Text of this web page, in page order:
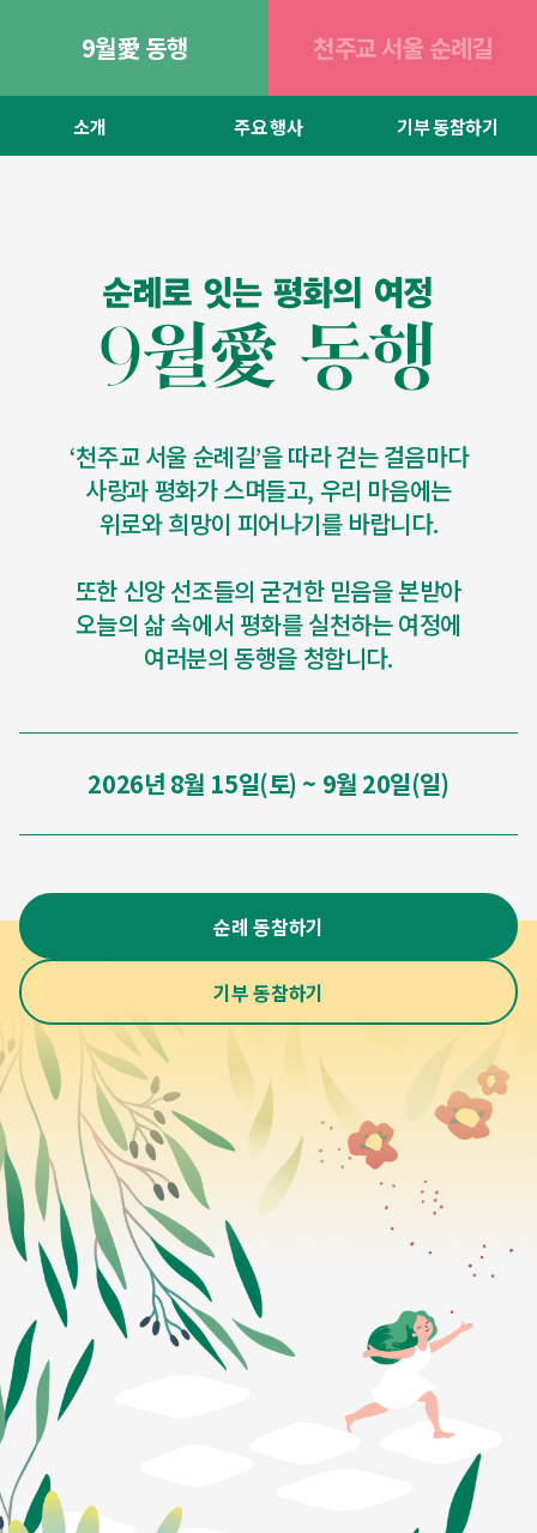
9월愛 동행 천주교 서울 순례길
소개 주요 행사 기부 동참하기
‘천주교 서울 순례길’을 따라 걷는 걸음마다
사랑과 평화가 스며들고, 우리 마음에는
위로와 희망이 피어나기를 바랍니다.
또한 신앙 선조들의 굳건한 믿음을 본받아
오늘의 삶 속에서 평화를 실천하는 여정에
여러분의 동행을 청합니다.
2026년 8월 15일(토) ~ 9월 20일(일)
순례 동참하기
기부 동참하기